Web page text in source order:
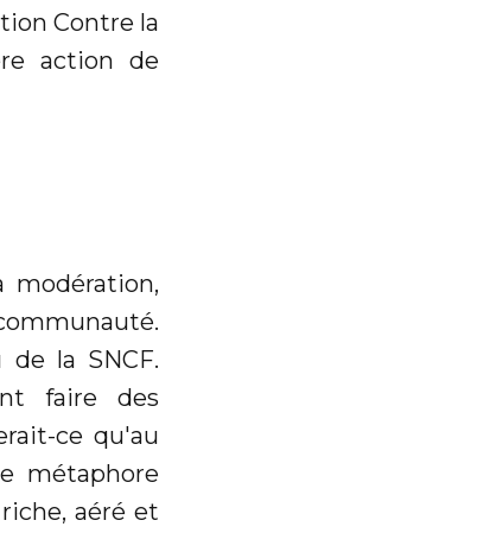
Contre la
action de
modération,
la SNCF.
faire des
ce qu'au
métaphore
aéré et